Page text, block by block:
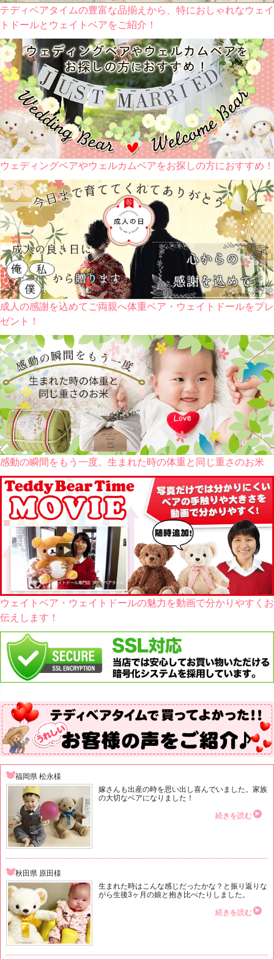
テディベアタイムの豊富な品揃えから、特におしゃれなウェイ
トドールとウェイトベアをご紹介！
ウェディングベアやウェルカムベアをお探しの方におすすめ！
成人の感謝を込めてご両親へ体重ベア・ウェイトドールをプレ
ゼント！
感動の瞬間をもう一度。生まれた時の体重と同じ重さのお米
ウェイトベア・ウェイトドールの魅力を動画で分かりやすくお
伝えします！
福岡県 松永様
嫁さんも出産の時を思い出し喜んでいました。家族
の大切なベアになりました！
続きを読む
秋田県 原田様
生まれた時はこんな感じだったかな？と振り返りな
がら生後3ヶ月の娘と抱き比べたりしました。
続きを読む